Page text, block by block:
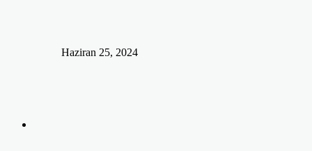
Haziran 25, 2024